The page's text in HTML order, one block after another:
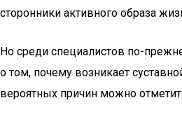
сторонники активного образа
Но среди специалистов по-
о том, почему возникает
вероятных причин можно